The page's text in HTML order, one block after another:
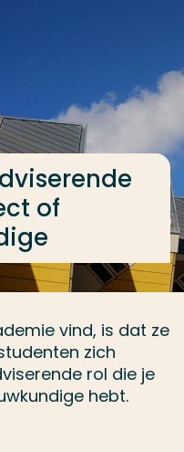
of
vind, is dat ze
zich
rol die je
hebt.